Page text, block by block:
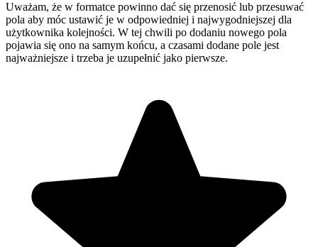
Uważam, że w formatce powinno dać się przenosić lub przesuwać
pola aby móc ustawić je w odpowiedniej i najwygodniejszej dla
użytkownika kolejności. W tej chwili po dodaniu nowego pola
pojawia się ono na samym końcu, a czasami dodane pole jest
najważniejsze i trzeba je uzupełnić jako pierwsze.